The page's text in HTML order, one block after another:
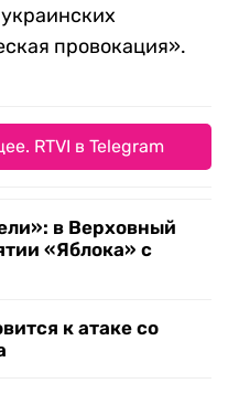
провокация».
RTVI в Telegram
в Верховный
«Яблока» с
к атаке со